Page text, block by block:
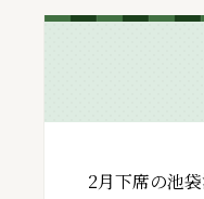
2月下席の池